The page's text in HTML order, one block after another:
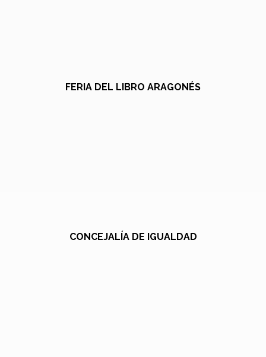
FERIA DEL LIBRO ARAGONÉS
CONCEJALÍA DE IGUALDAD